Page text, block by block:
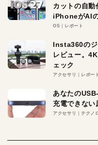
カットの自動
iPhoneがAI
OS レポート
Insta360の
レビュー。
ェック
アクセサリ レポート
あなたの
充電できない
アクセサリ テクノ